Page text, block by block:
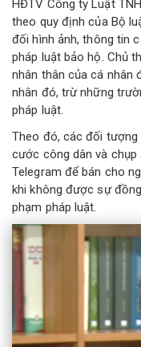
HĐTV Công ty Luật
theo quy định của Bộ
đối hình ảnh, thông tin
pháp luật bảo hộ. Chủ
nhân thân của cá nhân
nhân đó, trừ những
pháp luật.
Theo đó, các đối tượng
cước công dân và
Telegram để bán cho
khi không được sự
phạm pháp luật.